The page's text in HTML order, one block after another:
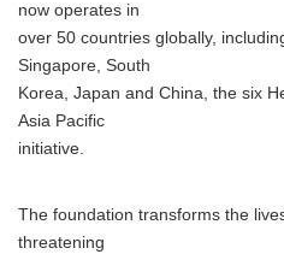
now operates in
over 50 countries globally,
Singapore, South
Korea, Japan and China, the six
Asia Pacific
initiative.
The foundation transforms the
threatening